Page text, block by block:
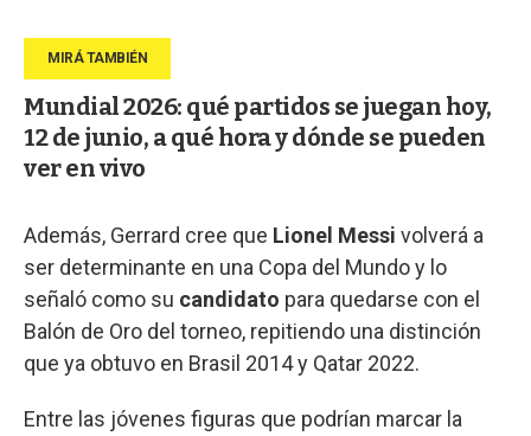
Mundial 2026: qué partidos se juegan hoy,
12 de junio, a qué hora y dónde se pueden
ver en vivo
Además, Gerrard cree que Lionel Messi volverá a
ser determinante en una Copa del Mundo y lo
señaló como su candidato para quedarse con el
Balón de Oro del torneo, repitiendo una distinción
que ya obtuvo en Brasil 2014 y Qatar 2022.
Entre las jóvenes figuras que podrían marcar la